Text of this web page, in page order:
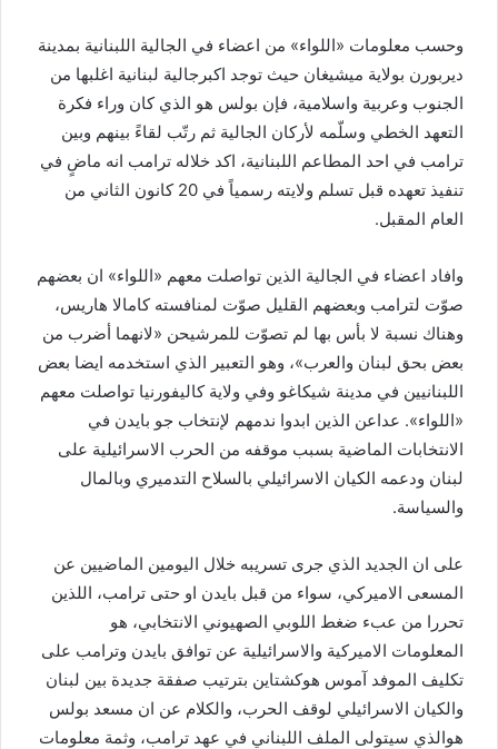
وحسب معلومات «اللواء» من اعضاء في الجالية اللبنانية بمدينة
ديربورن بولاية ميشيغان حيث توجد اكبرجالية لبنانية اغلبها من
الجنوب وعربية واسلامية، فإن بولس هو الذي كان وراء فكرة
التعهد الخطي وسلّمه لأركان الجالية ثم رتّب لقاءً بينهم وبين
ترامب في احد المطاعم اللبنانية، اكد خلاله ترامب انه ماضٍ في
تنفيذ تعهده قبل تسلم ولايته رسمياً في 20 كانون الثاني من
العام المقبل.
وافاد اعضاء في الجالية الذين تواصلت معهم «اللواء» ان بعضهم
صوّت لترامب وبعضهم القليل صوّت لمنافسته كامالا هاريس،
وهناك نسبة لا بأس بها لم تصوّت للمرشيحن «لانهما أضرب من
بعض بحق لبنان والعرب»، وهو التعبير الذي استخدمه ايضا بعض
اللبنانيين في مدينة شيكاغو وفي ولاية كاليفورنيا تواصلت معهم
«اللواء». عداعن الذين ابدوا ندمهم لإنتخاب جو بايدن في
الانتخابات الماضية بسبب موقفه من الحرب الاسرائيلية على
لبنان ودعمه الكيان الاسرائيلي بالسلاح التدميري وبالمال
والسياسة.
على ان الجديد الذي جرى تسريبه خلال اليومين الماضيين عن
المسعى الاميركي، سواء من قبل بايدن او حتى ترامب، اللذين
تحررا من عبء ضغط اللوبي الصهيوني الانتخابي، هو
المعلومات الاميركية والاسرائيلية عن توافق بايدن وترامب على
تكليف الموفد آموس هوكشتاين بترتيب صفقة جديدة بين لبنان
والكيان الاسرائيلي لوقف الحرب، والكلام عن ان مسعد بولس
هوالذي سيتولى الملف اللبناني في عهد ترامب، وثمة معلومات